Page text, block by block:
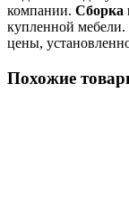
компании. Сборка
купленной мебели.
цены,
Похожие